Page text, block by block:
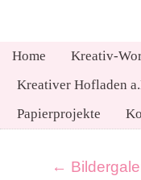
Home Kreativ-
Kreativer Hofladen
Papierprojekte
←